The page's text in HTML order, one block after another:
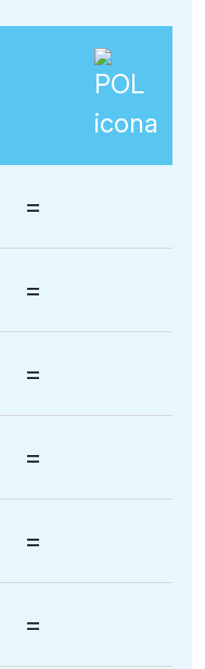
=
=
=
=
=
=